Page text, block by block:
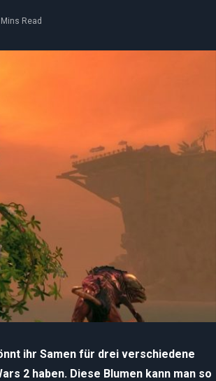
Read
ihr Samen für drei verschiedene
2 haben. Diese Blumen kann man so